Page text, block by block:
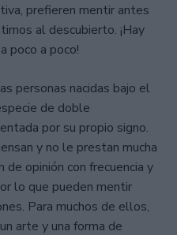
prefieren mentir antes
al descubierto. ¡Hay
poco a poco!
personas nacidas bajo el
de doble
por su propio signo.
y no le prestan mucha
de opinión con frecuencia y
lo que pueden mentir
Para muchos de ellos,
arte y una forma de